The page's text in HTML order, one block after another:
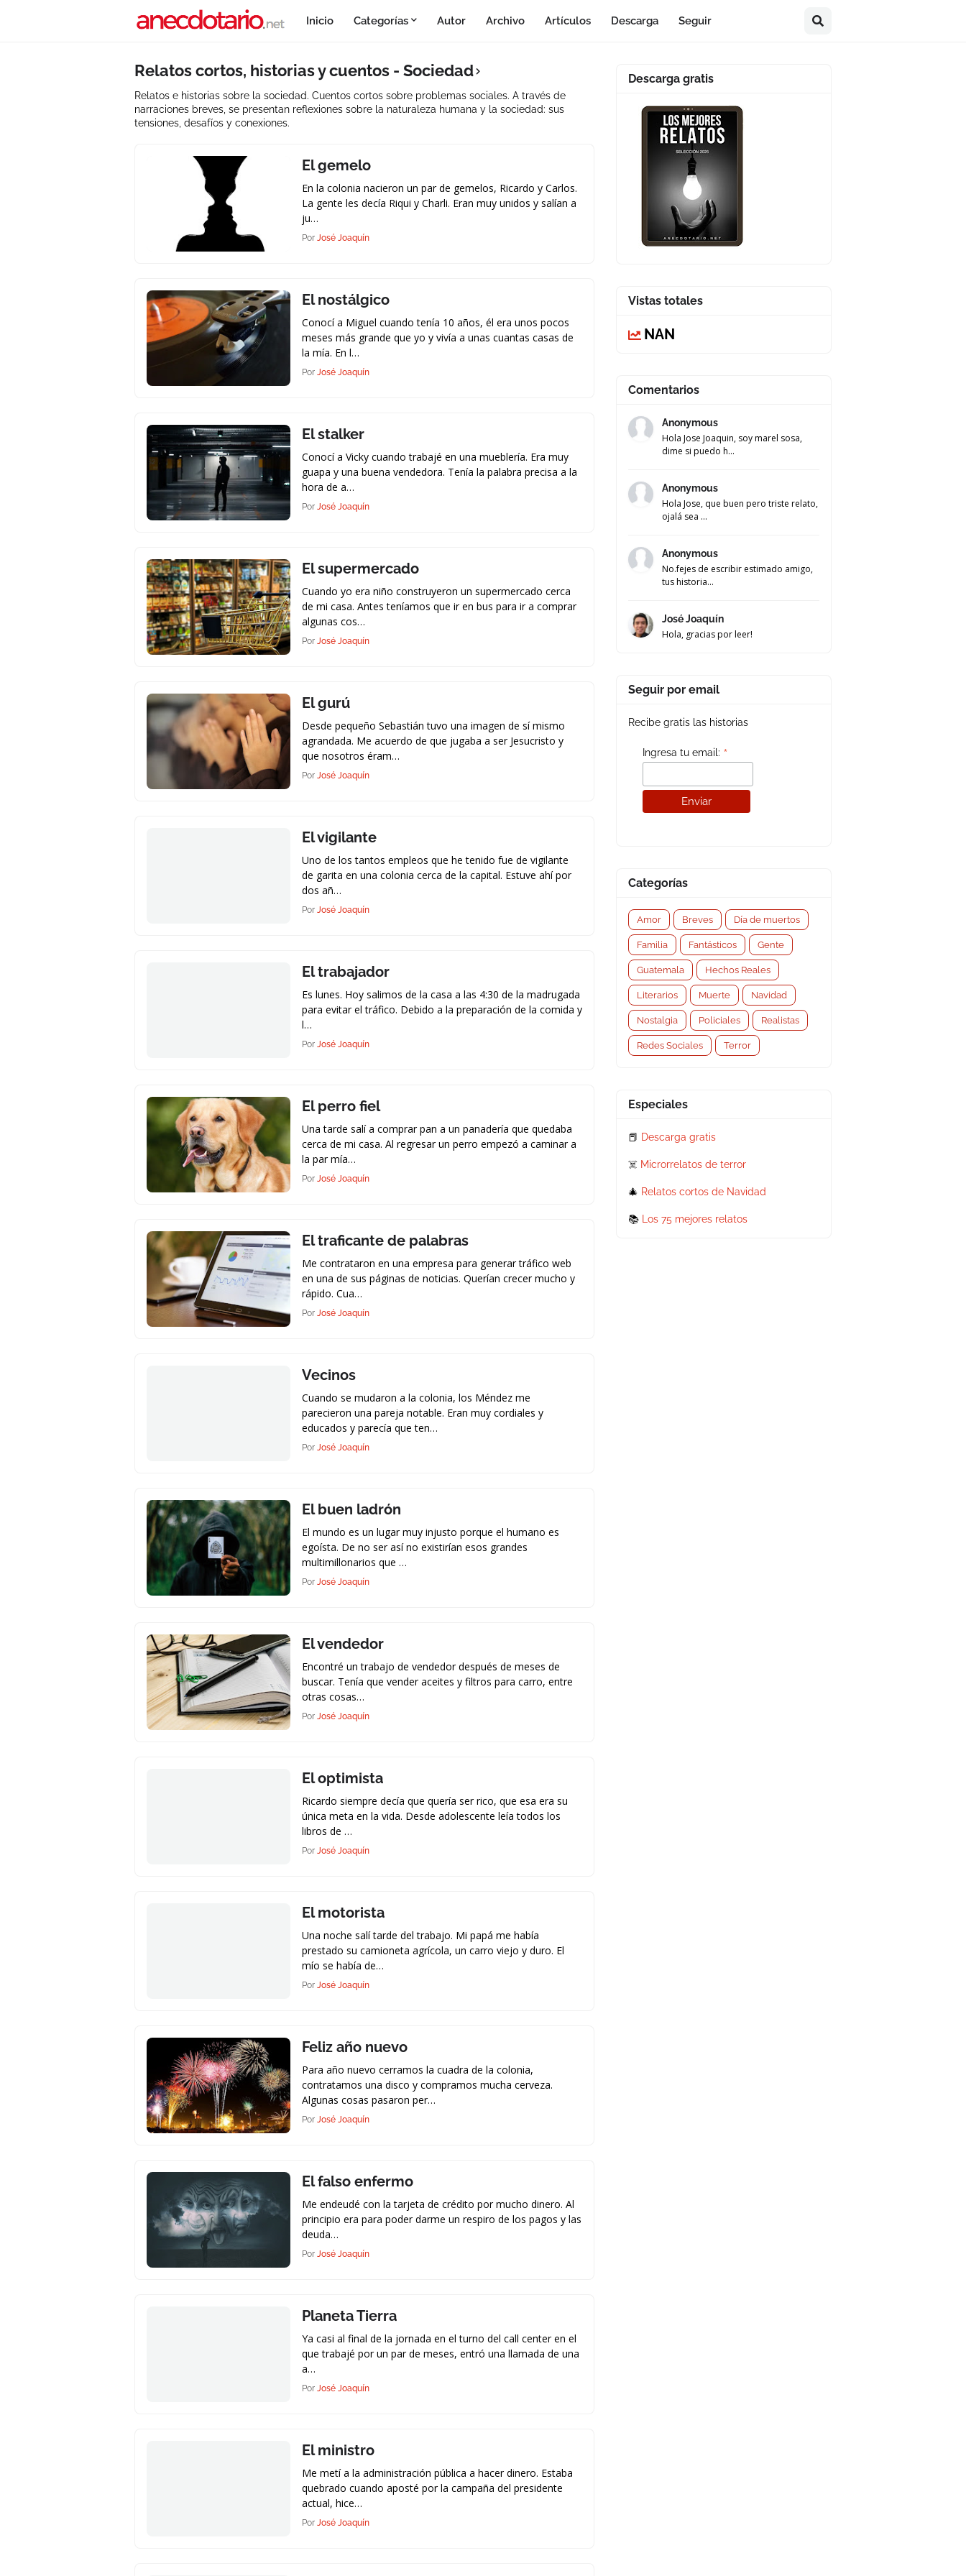
Inicio Categorías Autor Archivo Artículos Descarga Seguir
Relatos cortos, historias y cuentos - Sociedad
Relatos e historias sobre la sociedad. Cuentos cortos sobre problemas sociales. A través de
narraciones breves, se presentan reflexiones sobre la naturaleza humana y la sociedad: sus
tensiones, desafíos y conexiones.
El gemelo
En la colonia nacieron un par de gemelos, Ricardo y Carlos.
La gente les decía Riqui y Charli. Eran muy unidos y salían a
ju…
Por José Joaquín
El nostálgico
Conocí a Miguel cuando tenía 10 años, él era unos pocos
meses más grande que yo y vivía a unas cuantas casas de
la mía. En l…
Por José Joaquín
El stalker
Conocí a Vicky cuando trabajé en una mueblería. Era muy
guapa y una buena vendedora. Tenía la palabra precisa a la
hora de a…
Por José Joaquín
El supermercado
Cuando yo era niño construyeron un supermercado cerca
de mi casa. Antes teníamos que ir en bus para ir a comprar
algunas cos…
Por José Joaquín
El gurú
Desde pequeño Sebastián tuvo una imagen de sí mismo
agrandada. Me acuerdo de que jugaba a ser Jesucristo y
que nosotros éram…
Por José Joaquín
El vigilante
Uno de los tantos empleos que he tenido fue de vigilante
de garita en una colonia cerca de la capital. Estuve ahí por
dos añ…
Por José Joaquín
El trabajador
Es lunes. Hoy salimos de la casa a las 4:30 de la madrugada
para evitar el tráfico. Debido a la preparación de la comida y
l…
Por José Joaquín
El perro fiel
Una tarde salí a comprar pan a un panadería que quedaba
cerca de mi casa. Al regresar un perro empezó a caminar a
la par mía…
Por José Joaquín
El traficante de palabras
Me contrataron en una empresa para generar tráfico web
en una de sus páginas de noticias. Querían crecer mucho y
rápido. Cua…
Por José Joaquín
Vecinos
Cuando se mudaron a la colonia, los Méndez me
parecieron una pareja notable. Eran muy cordiales y
educados y parecía que ten…
Por José Joaquín
El buen ladrón
El mundo es un lugar muy injusto porque el humano es
egoísta. De no ser así no existirían esos grandes
multimillonarios que …
Por José Joaquín
El vendedor
Encontré un trabajo de vendedor después de meses de
buscar. Tenía que vender aceites y filtros para carro, entre
otras cosas…
Por José Joaquín
El optimista
Ricardo siempre decía que quería ser rico, que esa era su
única meta en la vida. Desde adolescente leía todos los
libros de …
Por José Joaquín
El motorista
Una noche salí tarde del trabajo. Mi papá me había
prestado su camioneta agrícola, un carro viejo y duro. El
mío se había de…
Por José Joaquín
Feliz año nuevo
Para año nuevo cerramos la cuadra de la colonia,
contratamos una disco y compramos mucha cerveza.
Algunas cosas pasaron per…
Por José Joaquín
El falso enfermo
Me endeudé con la tarjeta de crédito por mucho dinero. Al
principio era para poder darme un respiro de los pagos y las
deuda…
Por José Joaquín
Planeta Tierra
Ya casi al final de la jornada en el turno del call center en el
que trabajé por un par de meses, entró una llamada de una
a…
Por José Joaquín
El ministro
Me metí a la administración pública a hacer dinero. Estaba
quebrado cuando aposté por la campaña del presidente
actual, hice…
Por José Joaquín
Descarga gratis
Vistas totales
NAN
Comentarios
Anonymous
Hola Jose Joaquin, soy marel sosa,
dime si puedo h...
Anonymous
Hola Jose, que buen pero triste relato,
ojalá sea ...
Anonymous
No.fejes de escribir estimado amigo,
tus historia...
José Joaquín
Hola, gracias por leer!
Seguir por email
Recibe gratis las historias
Ingresa tu email: *
Categorías
Amor Breves Día de muertos
Familia Fantásticos Gente
Guatemala Hechos Reales
Literarios Muerte Navidad
Nostalgia Policiales Realistas
Redes Sociales Terror
Especiales
📕 Descarga gratis
☠️ Microrrelatos de terror
🎄 Relatos cortos de Navidad
📚 Los 75 mejores relatos